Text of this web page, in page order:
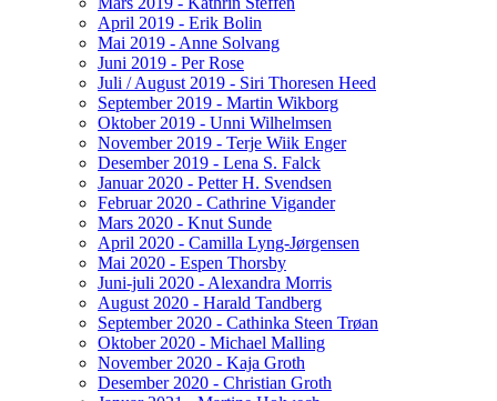
April 2019 - Erik Bolin
Mai 2019 - Anne Solvang
Juni 2019 - Per Rose
Juli / August 2019 - Siri Thoresen Heed
September 2019 - Martin Wikborg
Oktober 2019 - Unni Wilhelmsen
November 2019 - Terje Wiik Enger
Desember 2019 - Lena S. Falck
Januar 2020 - Petter H. Svendsen
Februar 2020 - Cathrine Vigander
Mars 2020 - Knut Sunde
April 2020 - Camilla Lyng-Jørgensen
Mai 2020 - Espen Thorsby
Juni-juli 2020 - Alexandra Morris
August 2020 - Harald Tandberg
September 2020 - Cathinka Steen Trøan
Oktober 2020 - Michael Malling
November 2020 - Kaja Groth
Desember 2020 - Christian Groth